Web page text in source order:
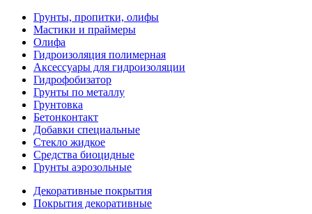
Грунты, пропитки, олифы
Мастики и праймеры
Олифа
Гидроизоляция полимерная
Аксессуары для гидроизоляции
Гидрофобизатор
Грунты по металлу
Грунтовка
Бетонконтакт
Добавки специальные
Стекло жидкое
Средства биоцидные
Грунты аэрозольные
Декоративные покрытия
Покрытия декоративные